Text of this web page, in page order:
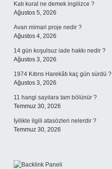
Katı kural ne demek ingilizce ?
Ağustos 5, 2026
Avan mimari proje nedir ?
Ağustos 4, 2026
14 gün koşulsuz iade hakkı nedir ?
Ağustos 3, 2026
1974 Kıbrıs Harekâtı kaç gün sürdü ?
Ağustos 3, 2026
11 hangi sayılara tam bölünür ?
Temmuz 30, 2026
İyilikle ilgili atasözleri nelerdir ?
Temmuz 30, 2026